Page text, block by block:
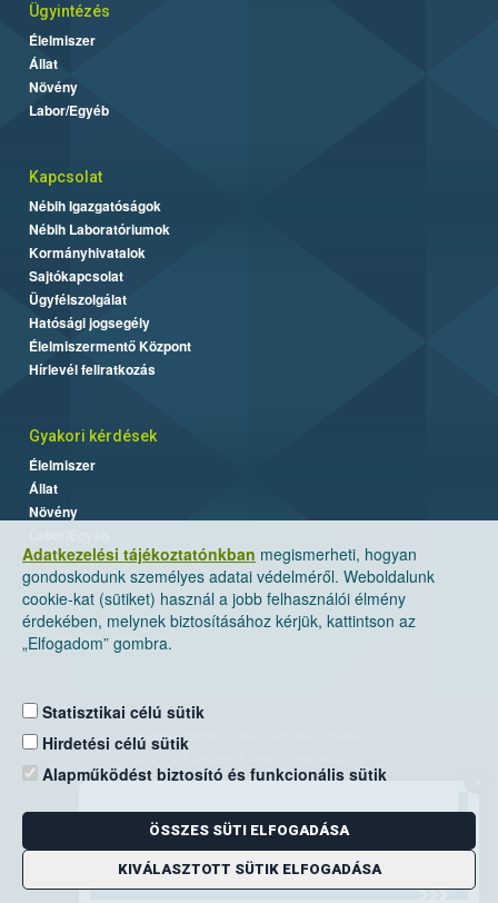
Adatkezelési tájékoztatónkban megismerheti, hogyan
gondoskodunk személyes adatai védelméről. Weboldalunk
cookie-kat (sütiket) használ a jobb felhasználói élmény
érdekében, melynek biztosításához kérjük, kattintson az
„Elfogadom” gombra.
Statisztikai célú sütik
Hirdetési célú sütik
Alapműködést biztosító és funkcionális sütik
ÖSSZES SÜTI ELFOGADÁSA
KIVÁLASZTOTT SÜTIK ELFOGADÁSA
Ügyintézés
Élelmiszer
Állat
Növény
Labor/Egyéb
Kapcsolat
Nébih Igazgatóságok
Nébih Laboratóriumok
Kormányhivatalok
Sajtókapcsolat
Ügyfélszolgálat
Hatósági jogsegély
Élelmiszermentő Központ
Hírlevél feliratkozás
Gyakori kérdések
Élelmiszer
Állat
Növény
Nemzeti Élelmiszerlánc-biztonsági Hivatal
Levelezési cím: 1525 Budapest. Pf. 30.
E-mail:ugyfelszolgalat@nebih.gov.hu
Zöld szám: 06-80/263-244
Telefon: 06-1/ 336-9000